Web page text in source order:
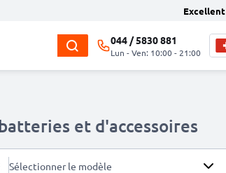
Excellent
044 / 5830 881
Lun - Ven: 10:00 - 21:00
et d'accessoires
Sélectionner le modèle